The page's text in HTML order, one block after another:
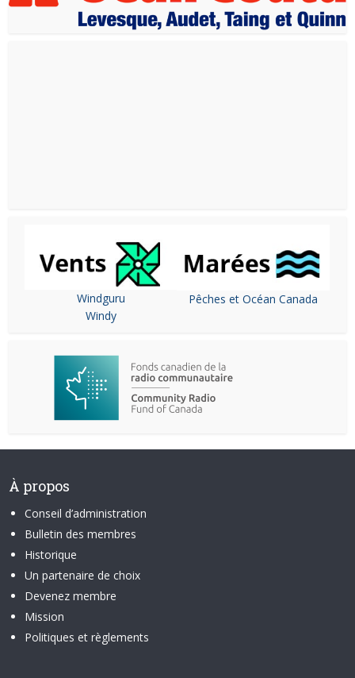
Windguru
Windy
Pêches et Océan Canada
À propos
Conseil d’administration
Bulletin des membres
Historique
Un partenaire de choix
Devenez membre
Mission
Politiques et règlements